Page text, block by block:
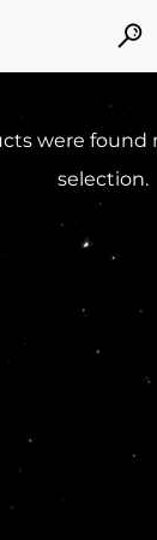
were found
selection.